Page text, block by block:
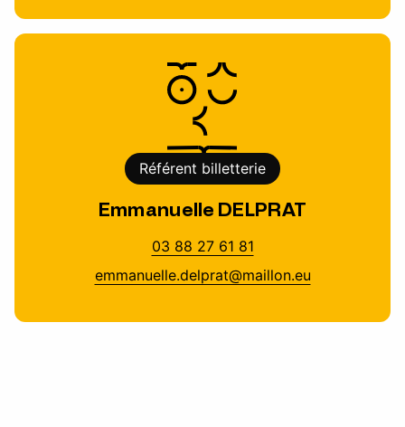
Référent billetterie
Emmanuelle DELPRAT
03 88 27 61 81
emmanuelle.delprat@maillon.eu